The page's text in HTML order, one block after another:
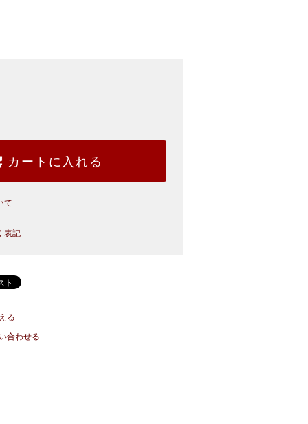
カートに入れる
て
表記
る
合わせる